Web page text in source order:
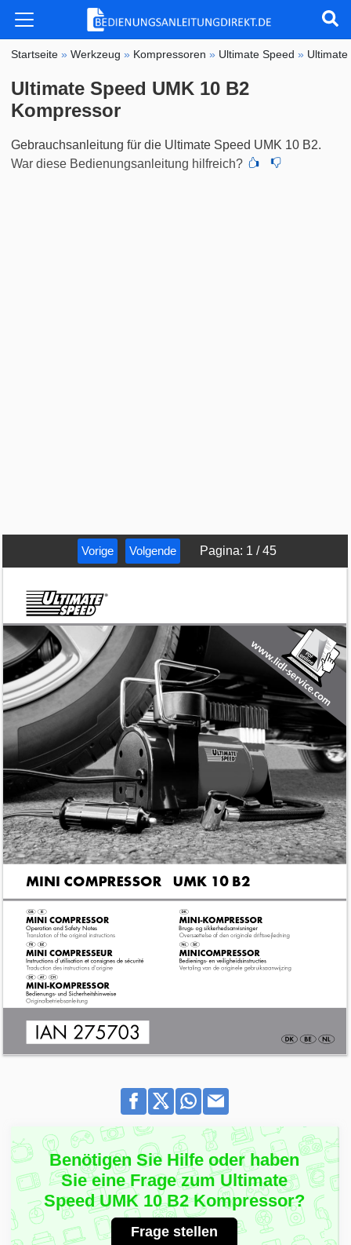
Startseite »Werkzeug » Kompressoren » Ultimate Speed »
Ultimate Speed UMK 10 B2
Kompressor
Gebrauchsanleitung für die Ultimate Speed UMK 10 B2.
War diese Bedienungsanleitung hilfreich?
Vorige Volgende Pagina: 1 /45
Benötigen Sie Hilfe oder haben
Sie eine Frage zum Ultimate
Speed UMK 10 B2 Kompressor?
Frage stellen